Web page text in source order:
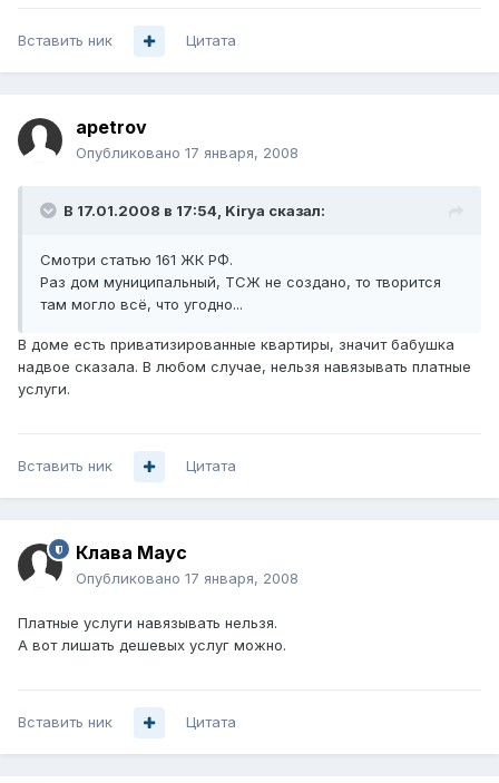
Вставить ник Цитата
apetrov
Опубликовано 17 января, 2008
В 17.01.2008 в 17:54, Kirya сказал:
Смотри статью 161 ЖК РФ.
Раз дом муниципальный, ТСЖ не создано, то творится
там могло всё, что угодно...
В доме есть приватизированные квартиры, значит бабушка
надвое сказала. В любом случае, нельзя навязывать платные
услуги.
Вставить ник Цитата
Клава Маус
Опубликовано 17 января, 2008
Платные услуги навязывать нельзя.
А вот лишать дешевых услуг можно.
Вставить ник Цитата